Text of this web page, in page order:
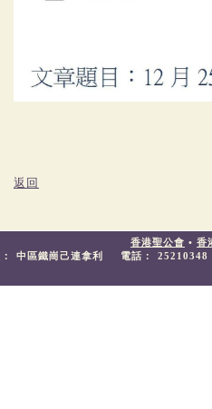
返回
香港聖公會 • 香
中區鐵崗己連拿利 電話： 25210348